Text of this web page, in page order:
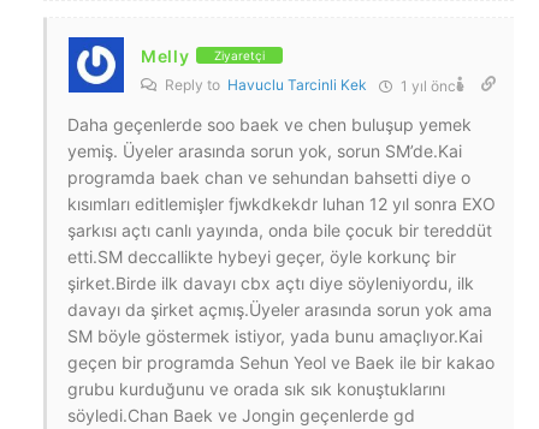
Melly Ziyaretçi
Reply to Havuclu Tarcinli Kek 1 yıl önce
Daha geçenlerde soo baek ve chen buluşup yemek
yemiş. Üyeler arasında sorun yok, sorun SM’de.Kai
programda baek chan ve sehundan bahsetti diye o
kısımları editlemişler fjwkdkekdr luhan 12 yıl sonra EXO
şarkısı açtı canlı yayında, onda bile çocuk bir tereddüt
etti.SM deccallikte hybeyi geçer, öyle korkunç bir
şirket.Birde ilk davayı cbx açtı diye söyleniyordu, ilk
davayı da şirket açmış.Üyeler arasında sorun yok ama
SM böyle göstermek istiyor, yada bunu amaçlıyor.Kai
geçen bir programda Sehun Yeol ve Baek ile bir kakao
grubu kurduğunu ve orada sık sık konuştuklarını
söyledi.Chan Baek ve Jongin geçenlerde gd